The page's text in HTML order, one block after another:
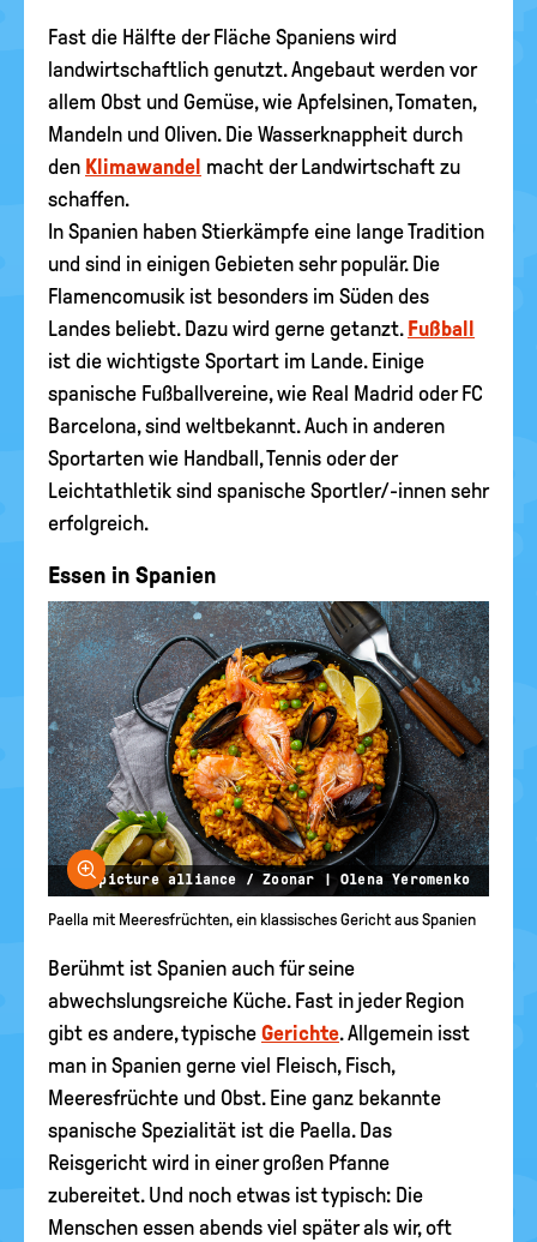
Fast die Hälfte der Fläche Spaniens wird
landwirtschaftlich genutzt. Angebaut werden vor
allem Obst und Gemüse, wie Apfelsinen, Tomaten,
Mandeln und Oliven. Die Wasserknappheit durch
den Klimawandel macht der Landwirtschaft zu
schaffen.
In Spanien haben Stierkämpfe eine lange Tradition
und sind in einigen Gebieten sehr populär. Die
Flamencomusik ist besonders im Süden des
Landes beliebt. Dazu wird gerne getanzt. Fußball
ist die wichtigste Sportart im Lande. Einige
spanische Fußballvereine, wie Real Madrid oder FC
Barcelona, sind weltbekannt. Auch in anderen
Sportarten wie Handball, Tennis oder der
Leichtathletik sind spanische Sportler/-innen sehr
erfolgreich.
Essen in Spanien
Bild vergrößern
© picture alliance / Zoonar | Olena Yeromenko
Paella mit Meeresfrüchten, ein klassisches Gericht aus Spanien
Berühmt ist Spanien auch für seine
abwechslungsreiche Küche. Fast in jeder Region
gibt es andere, typische Gerichte. Allgemein isst
man in Spanien gerne viel Fleisch, Fisch,
Meeresfrüchte und Obst. Eine ganz bekannte
spanische Spezialität ist die Paella. Das
Reisgericht wird in einer großen Pfanne
zubereitet. Und noch etwas ist typisch: Die
Menschen essen abends viel später als wir, oft